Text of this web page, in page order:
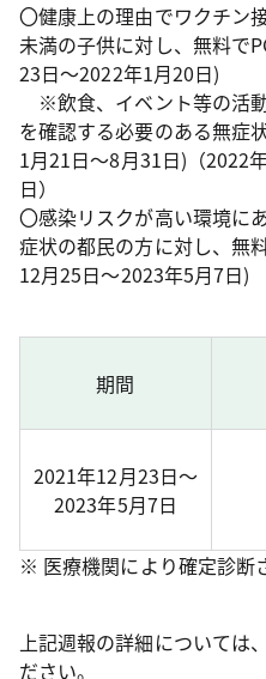
〇健康上の理由でワクチン
未満の子供に対し、無料で
23日～2022年1月20日)
※飲食、イベント等の活
を確認する必要のある無症
1月21日～8月31日)（2022
日）
〇感染リスクが高い環境に
症状の都民の方に対し、無
12月25日～2023年5月7日)
期間
2021年12月23日～
2023年5月7日
※ 医療機関により確定診断
上記週報の詳細については
ださい。